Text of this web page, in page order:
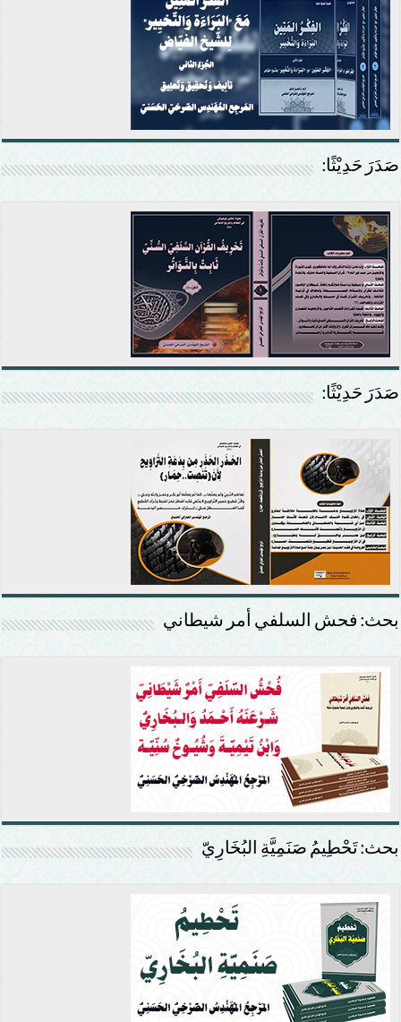
صَدَرَ حَدِيْثًا:
صَدَرَ حَدِيْثًا:
بحث: فحش السلفي أمر شيطاني
بحث: تَحْطِيمُ صَنَمِيَّةِ البُخَارِيّ